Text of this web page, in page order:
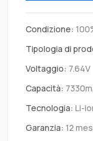
Condizione:
Tipologia di
Voltaggio: 7.64V
Capacità:
Tecnologia: Li-
Garanzia: 12